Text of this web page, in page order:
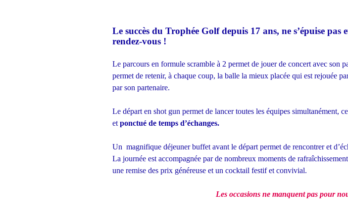
Le succès du Trophée Golf depuis 17 ans, ne s’épuise
rendez-vous !
Le parcours en formule scramble à 2 permet de jouer de concert avec son
permet de retenir, à chaque coup, la balle la mieux placée qui est rejouée
par son partenaire.
Le départ en shot gun permet de lancer toutes les équipes simultanément,
etponctué de temps d’échanges.
Un magnifique déjeuner buffet avant le départ permet de rencontrer et
La journée est accompagnée par de nombreux moments de
une remise des prix généreuse et un cocktail festif et convivial.
Les occasions ne manquent pas pour